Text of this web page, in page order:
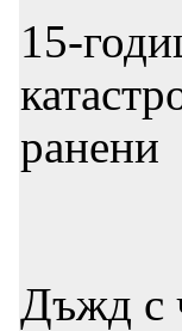
15-
ранени
Дъжд с